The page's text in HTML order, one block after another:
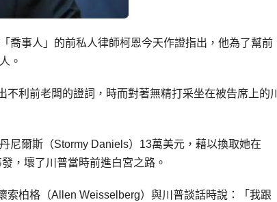
喬事人」的前私人律師柯恩今天作證指出，他為了幫前
。
利前老闆的證詞，時而對著無精打采坐在被告席上的川
尼爾斯（Stormy Daniels）13萬美元，藉以換取她在
，壞了川普當時前進白宮之路。
索柏格（Allen Weisselberg）與川普談話時說：「我跟